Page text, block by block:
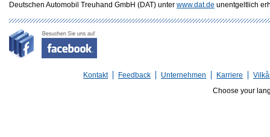
Deutschen Automobil Treuhand GmbH (DAT) unter www.dat.de unentgeltlich
Kontakt Feedback Unternehmen Karriere
Choose your